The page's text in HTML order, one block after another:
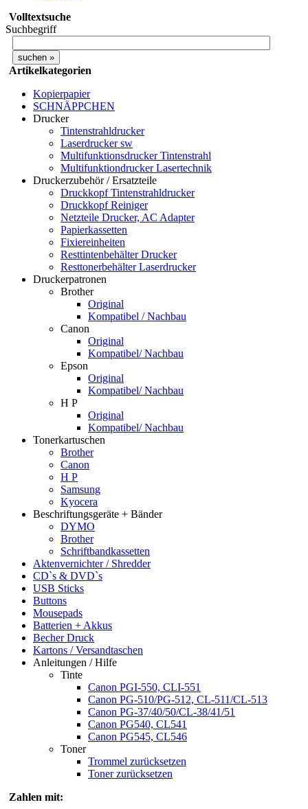
Volltextsuche
Suchbegriff
Artikelkategorien
Kopierpapier
SCHNÄPPCHEN
Drucker
Tintenstrahldrucker
Laserdrucker sw
Multifunktionsdrucker Tintenstrahl
Multifunktiondrucker Lasertechnik
Druckerzubehör / Ersatzteile
Druckkopf Tintenstrahldrucker
Druckkopf Reiniger
Netzteile Drucker, AC Adapter
Papierkassetten
Fixiereinheiten
Resttintenbehälter Drucker
Resttonerbehälter Laserdrucker
Druckerpatronen
Brother
Original
Kompatibel / Nachbau
Canon
Original
Kompatibel/ Nachbau
Epson
Original
Kompatibel/ Nachbau
H P
Original
Kompatibel/ Nachbau
Tonerkartuschen
Brother
Canon
H P
Samsung
Kyocera
Beschriftungsgeräte + Bänder
DYMO
Brother
Schriftbandkassetten
Aktenvernichter / Shredder
CD`s & DVD`s
USB Sticks
Buttons
Mousepads
Batterien + Akkus
Becher Druck
Kartons / Versandtaschen
Anleitungen / Hilfe
Tinte
Canon PGI-550, CLI-551
Canon PG-510/PG-512, CL-511/CL-513
Canon PG-37/40/50/CL-38/41/51
Canon PG540, CL541
Canon PG545, CL546
Toner
Trommel zurücksetzen
Toner zurücksetzen
Zahlen mit: